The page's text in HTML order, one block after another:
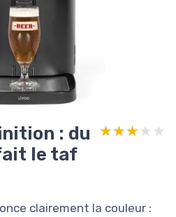
: du
le taf
★★★★★
★★★★★
clairement la couleur :